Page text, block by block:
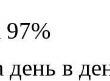
97%
день в